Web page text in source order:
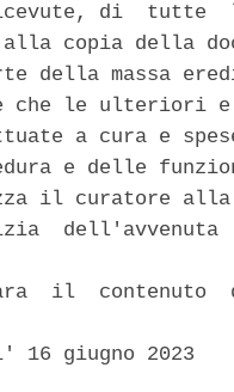
di  tutte
alla copia della
della massa
che le ulteriori
a cura e
e delle
il curatore
il  contenuto
16 giugno 2023